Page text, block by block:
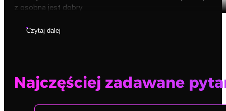
z osobna jest dobry.
Czytaj dalej
Najczęściej zadawane